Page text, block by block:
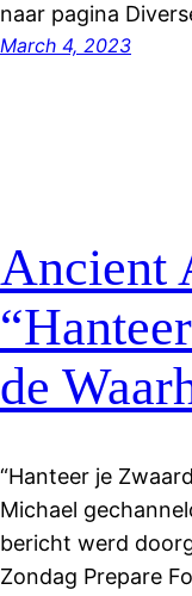
naar pagina
March 4, 2023
Ancient
de
“Hanteer je
Michael
bericht werd
Zondag Prepare